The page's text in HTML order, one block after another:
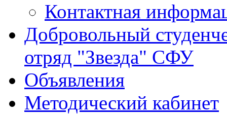
Контактная
Добровольный
отряд "Звезда" СФУ
Объявления
Методический кабинет